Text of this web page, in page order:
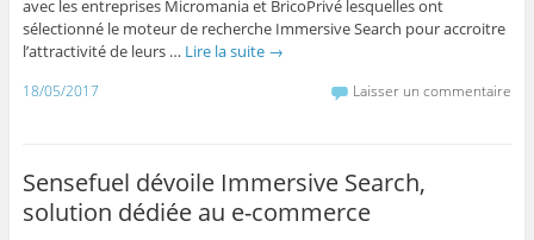
avec les entreprises Micromania et BricoPrivé lesquelles ont
sélectionné le moteur de recherche Immersive Search pour accroitre
l’attractivité de leurs … Lire la suite →
18/05/2017 Laisser un commentaire
Sensefuel dévoile Immersive Search,
solution dédiée au e-commerce